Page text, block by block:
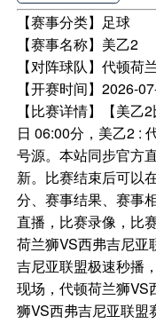
【赛事分类】 足球
【赛事名称】 美乙2
【对阵球队】代顿荷
【开赛时间】2026-
【比赛详情】
【美
日 06:00分，美乙2 :
号源。本站同步官方
新。比赛结束后可以
分、赛事结果、赛事
直播，比赛录像，比
荷兰狮VS西弗吉尼亚
吉尼亚联盟极速秒播
现场，代顿荷兰狮VS
狮VS西弗吉尼亚联盟